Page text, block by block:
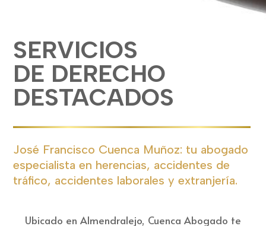
SERVICIOS
DE DERECHO
DESTACADOS
José Francisco Cuenca Muñoz: tu abogado
especialista en herencias, accidentes de
tráfico, accidentes laborales y extranjería.
Ubicado en Almendralejo, Cuenca Abogado te